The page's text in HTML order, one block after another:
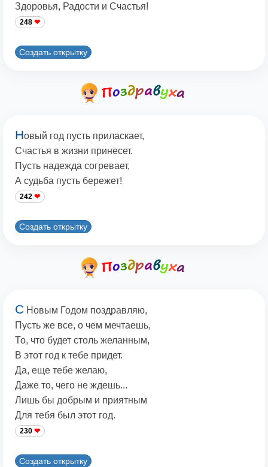
Здоровья, Радости и Счастья!
248
Создать открытку
Новый год пусть приласкает,
Счастья в жизни принесет.
Пусть надежда согревает,
А судьба пусть бережет!
242
Создать открытку
С Новым Годом поздравляю,
Пусть же все, о чем мечтаешь,
То, что будет столь желанным,
В этот год к тебе придет.
Да, еще тебе желаю,
Даже то, чего не ждешь...
Лишь бы добрым и приятным
Для тебя был этот год.
230
Создать открытку